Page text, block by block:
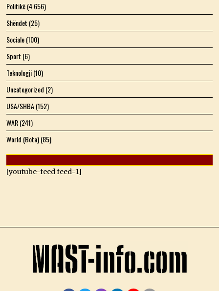
Politikë(4 656)
Shëndet (25)
Sociale(100)
Sport (6)
Teknologji(10)
Uncategorized (2)
USA/SHBA(152)
WAR(241)
World (Bota)(85)
[youtube-feed feed=1]